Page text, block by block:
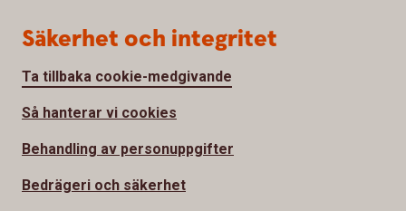
Säkerhet och integritet
Ta tillbaka cookie-medgivande
Så hanterar vi cookies
Behandling av personuppgifter
Bedrägeri och säkerhet